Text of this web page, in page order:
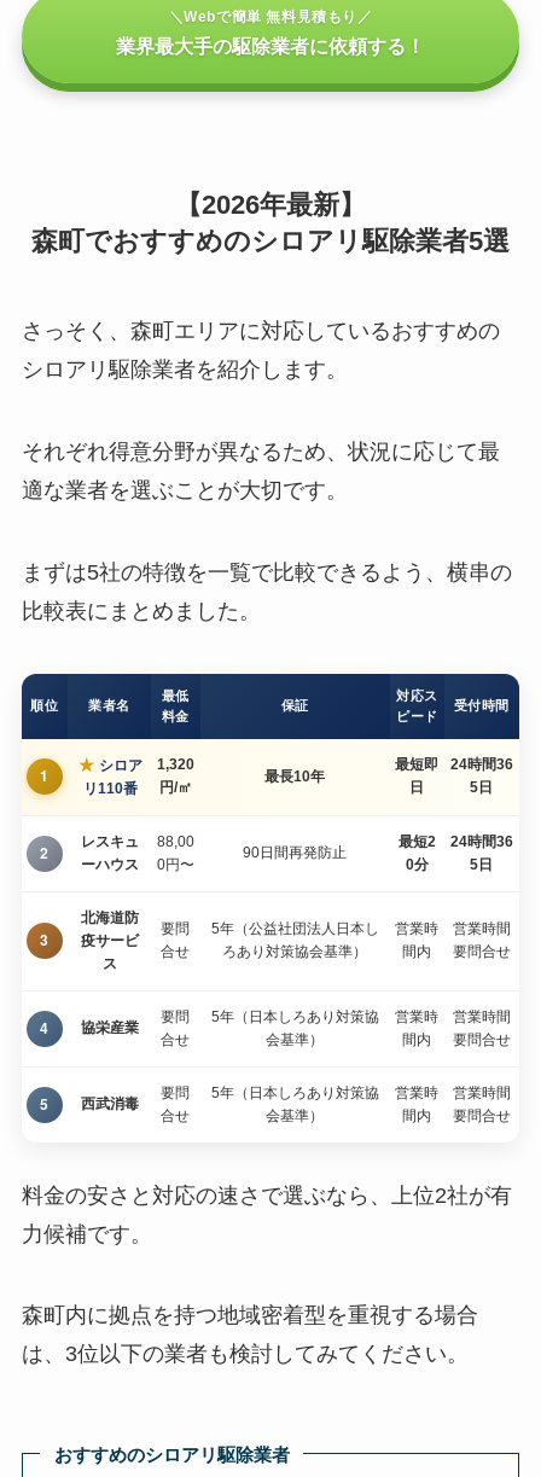
＼Webで簡単 無料見積もり／
業界最大手の駆除業者に依頼する！
【2026年最新】
森町でおすすめのシロアリ駆除業者5選
さっそく、森町エリアに対応しているおすすめの
シロアリ駆除業者を紹介します。
それぞれ得意分野が異なるため、状況に応じて最
適な業者を選ぶことが大切です。
まずは5社の特徴を一覧で比較できるよう、横串の
比較表にまとめました。
順位 業者名
最低
料金
保証
対応ス
ピード
受付時間
1 ★ シロア
リ110番
1,320
円/㎡
最長10年
最短即
日
24時間36
5日
2
レスキュ
ーハウス
88,00
0円〜
90日間再発防止
最短2
0分
24時間36
5日
3
北海道防
疫サービ
ス
要問
合せ
5年（公益社団法人日本し
ろあり対策協会基準）
営業時
間内
営業時間
要問合せ
4 協栄産業
要問
合せ
5年（日本しろあり対策協
会基準）
営業時
間内
営業時間
要問合せ
5 西武消毒
要問
合せ
5年（日本しろあり対策協
会基準）
営業時
間内
営業時間
要問合せ
料金の安さと対応の速さで選ぶなら、上位2社が有
力候補です。
森町内に拠点を持つ地域密着型を重視する場合
は、3位以下の業者も検討してみてください。
おすすめのシロアリ駆除業者